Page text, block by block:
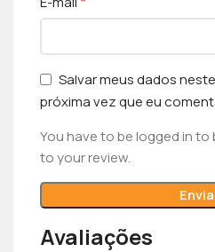
Avaliações
Salvar meus dados
próxima vez que eu
You have to be logged in
to your review.